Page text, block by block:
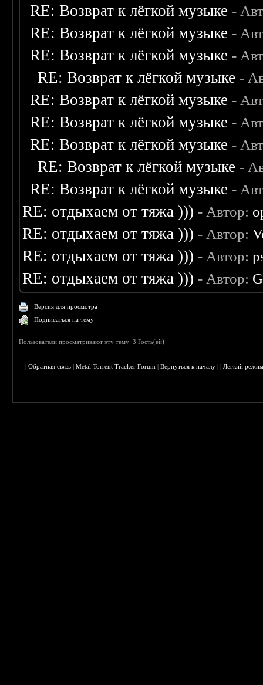
RE: Возврат к лёгкой музыке -
RE: Возврат к лёгкой музыке -
RE: Возврат к лёгкой музыке -
RE: Возврат к лёгкой музыке -
RE: Возврат к лёгкой музыке -
RE: Возврат к лёгкой музыке -
RE: Возврат к лёгкой музыке -
RE: Возврат к лёгкой музыке -
RE: Возврат к лёгкой музыке -
RE: отдыхаем от тяжа ))) - Автор:
RE: отдыхаем от тяжа ))) - Автор:
RE: отдыхаем от тяжа ))) - Автор:
RE: отдыхаем от тяжа ))) - Автор:
Версия для просмотра
Подписаться на тему
Пользователи просматривают эту тему: 3 Гость(ей)
|Обратная связь |Metal Torrent Tracker Forum |Вернуться к началу ||Лёгкий